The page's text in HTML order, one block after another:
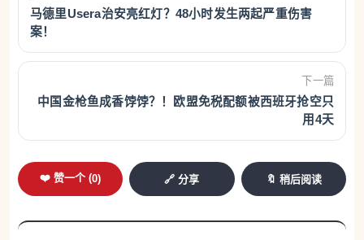
马德里Usera治安亮红灯？48小时发生两起严重伤害
案！
下一篇
中国金枪鱼成香饽饽？！欧盟免税配额被西班牙抢空只
用4天
❤️ 赞一个 (0) 🔗 分享 🔖 稍后阅读